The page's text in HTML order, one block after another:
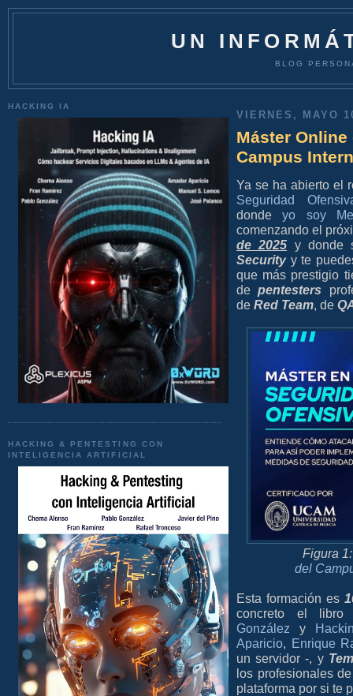
UN
BLOG
HACKING IA
HACKING & PENTESTING CON
INTELIGENCIA ARTIFICIAL
VIERNES, MAYO
Máster
Campus
Ya se ha abierto el
Seguridad
dondeyo soy
comenzando el
de 2025 y donde
Security y te
que más prestigio
depentesters
de Red Team, de
Figura
del
Esta formación es
concreto el
González y
Aparicio, Enrique
un servidor -, y
los profesionales
plataforma por si te